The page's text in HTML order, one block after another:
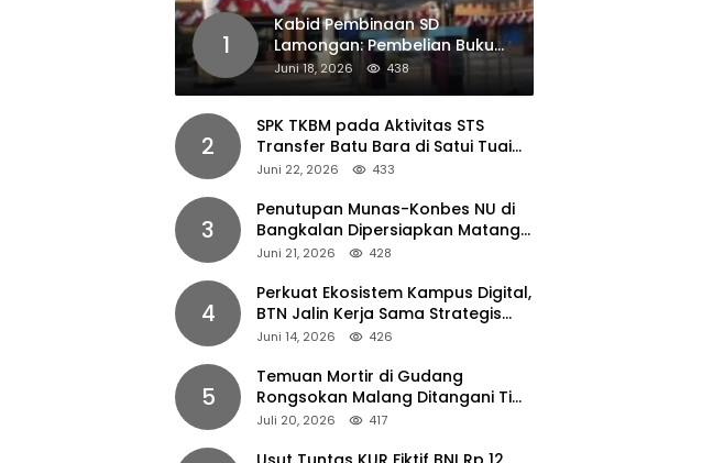
1
Kabid Pembinaan SD
Lamongan: Pembelian Buku
Pendamping Tidak Boleh
Dipaksakan
Juni 18, 2026 438
2
SPK TKBM pada Aktivitas STS
Transfer Batu Bara di Satui Tuai
Sorotan
Juni 22, 2026 433
3
Penutupan Munas-Konbes NU di
Bangkalan Dipersiapkan Matang,
Gus Ipul Turun Tangan
Juni 21, 2026 428
4
Perkuat Ekosistem Kampus Digital,
BTN Jalin Kerja Sama Strategis
dengan UNAIR
Juni 14, 2026 426
5
Temuan Mortir di Gudang
Rongsokan Malang Ditangani Tim
Gegana Polda Jatim
Juli 20, 2026 417